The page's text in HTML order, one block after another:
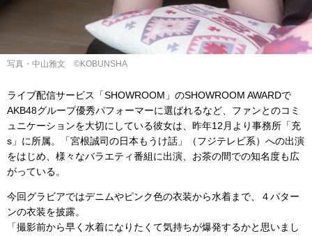
写真・中山雅文 ©︎KOBUNSHA
ライブ配信サービス「SHOWROOM」のSHOWROOM AWARDで
AKB48グループ優秀パフォーマーに選ばれるなど、ファンとのコミ
ュニケーションを大切にしている彼女は、昨年12月より事務所「充
s」に所属。「宮根誠司の日本もうけ話」（フジテレビ系）への出演
をはじめ、様々なバラエティ番組に出演、お茶の間での知名度も広
がっている。
今回グラビアではデニムやピンク色の衣装から水着まで、４パター
ンの衣装を披露。
「撮影前から早く水着になりたくて気持ちが爆発するかと思いまし